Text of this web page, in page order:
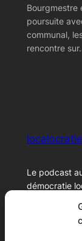
Bourgmestre
poursuite
communal,
rencontre
localocratie
Le podcast
démocratie
© 2024 –